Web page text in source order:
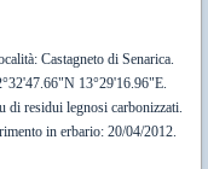
Castagneto di Senarica.
13°29'16.96"E.
di residui legnosi carbonizzati.
in erbario: 20/04/2012.